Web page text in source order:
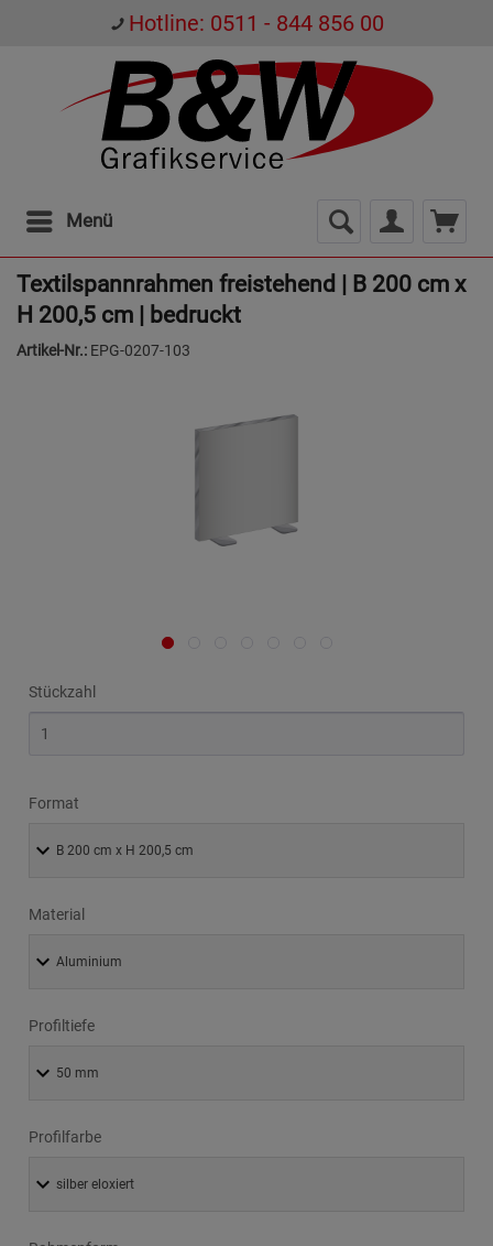
Hotline: 0511 - 844 856 00
Menü
Textilspannrahmen freistehend | B 200 cm x
H 200,5 cm | bedruckt
Artikel-Nr.: EPG-0207-103
Stückzahl
Format
Material
Profiltiefe
Profilfarbe